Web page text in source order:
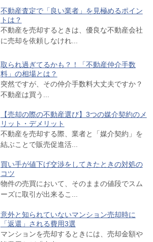
不動産査定で「良い業者」を見極めるポイン
トは？
不動産を売却するときは、優良な不動産会社
に売却を依頼しなけれ...
取られ過ぎてるかも？！「不動産仲介手数
料」の相場とは？
突然ですが、その仲介手数料大丈夫ですか？
不動産は買う...
【売却の際の不動産選び】3つの媒介契約のメ
リット・デメリット
不動産を売却する際、業者と「媒介契約」を
結ぶことで販売促進活...
買い手が値下げ交渉をしてきたときの対処の
コツ
物件の売買において、そのままの値段でスム
ーズに取引が出来るこ...
意外と知られていないマンション売却時に
「返還」される費用3選
マンションを売却するときには、売却金額や